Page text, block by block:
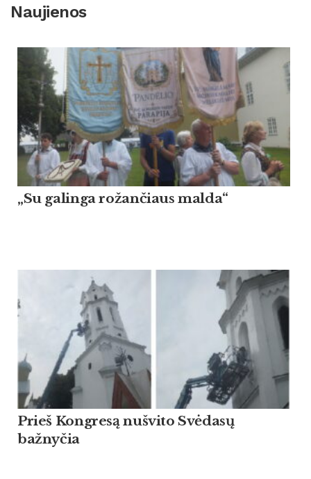
Naujienos
„Su galinga rožančiaus malda“
Prieš Kongresą nušvito Svėdasų
bažnyčia